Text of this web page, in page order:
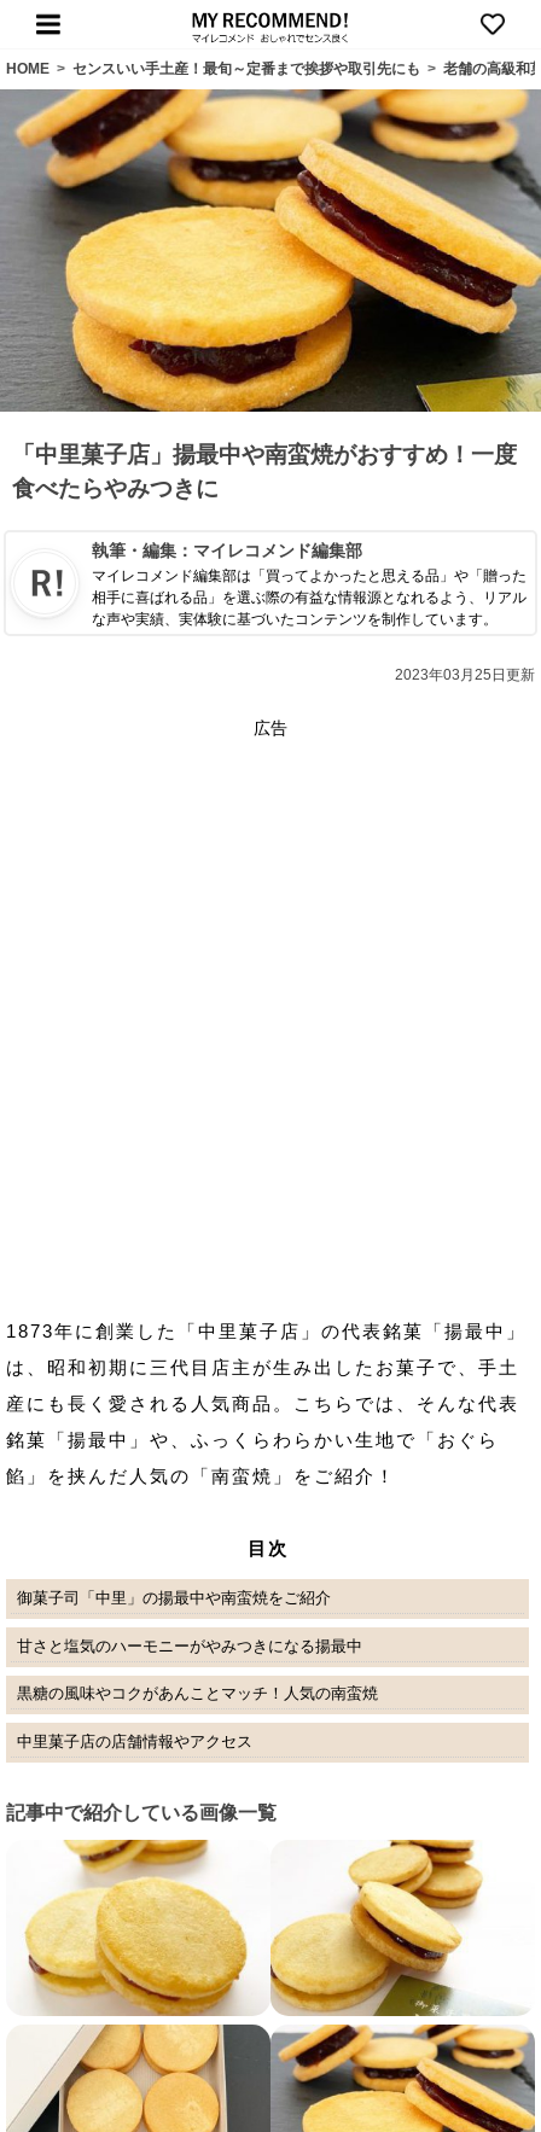
HOME > センスいい手土産！最旬～定番まで挨拶や取引先にも > 老舗の高級和
「中里菓子店」揚最中や南蛮焼がおすすめ！一度
食べたらやみつきに
執筆・編集： マイレコメンド編集部
マイレコメンド編集部は「買ってよかったと思える品」や「贈った
相手に喜ばれる品」を選ぶ際の有益な情報源となれるよう、リアル
な声や実績、実体験に基づいたコンテンツを制作しています。
2023年03月25日更新
広告
1873年に創業した「中里菓子店」の代表銘菓「揚最中」
は、昭和初期に三代目店主が生み出したお菓子で、手土
産にも長く愛される人気商品。こちらでは、そんな代表
銘菓「揚最中」や、ふっくらわらかい生地で「おぐら
餡」を挟んだ人気の「南蛮焼」をご紹介！
目次
御菓子司「中里」の揚最中や南蛮焼をご紹介
甘さと塩気のハーモニーがやみつきになる揚最中
黒糖の風味やコクがあんことマッチ！人気の南蛮焼
中里菓子店の店舗情報やアクセス
記事中で紹介している画像一覧